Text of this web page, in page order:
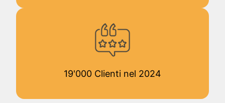
19'000 Clienti nel 2024